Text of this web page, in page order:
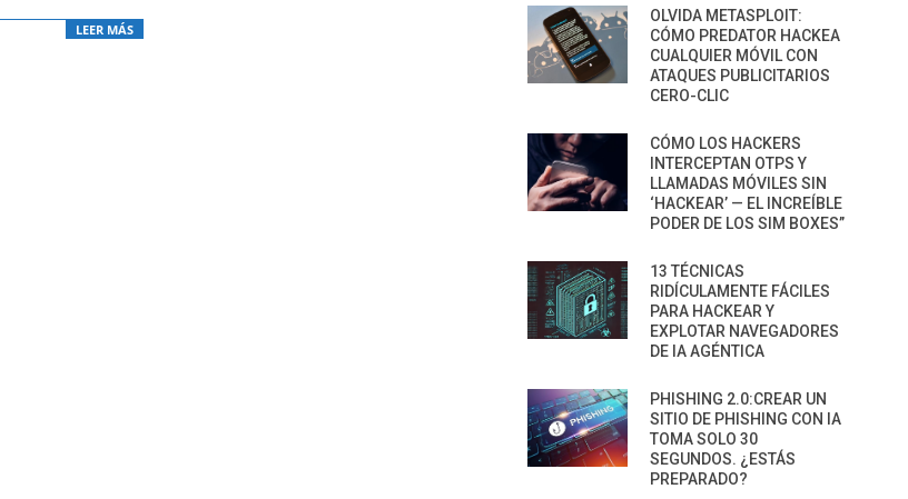
LEER MÁS
OLVIDA METASPLOIT:
CÓMO PREDATOR HACKEA
CUALQUIER MÓVIL CON
ATAQUES PUBLICITARIOS
CERO-CLIC
CÓMO LOS HACKERS
INTERCEPTAN OTPS Y
LLAMADAS MÓVILES SIN
‘HACKEAR’ — EL INCREÍBLE
PODER DE LOS SIM BOXES”
13 TÉCNICAS
RIDÍCULAMENTE FÁCILES
PARA HACKEAR Y
EXPLOTAR NAVEGADORES
DE IA AGÉNTICA
PHISHING 2.0:CREAR UN
SITIO DE PHISHING CON IA
TOMA SOLO 30
SEGUNDOS. ¿ESTÁS
PREPARADO?